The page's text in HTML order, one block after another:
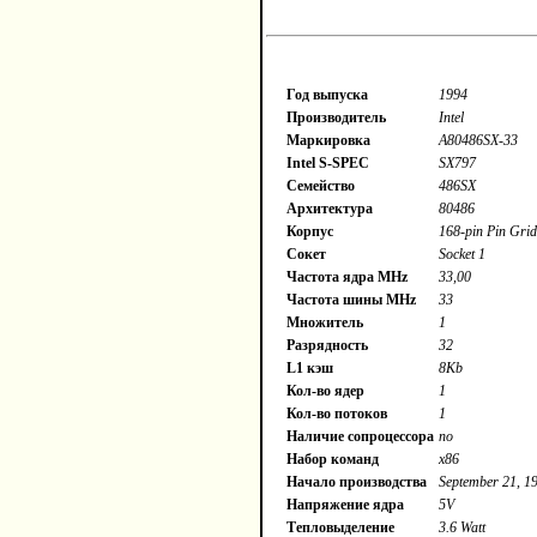
Год выпуска
1994
Производитель
Intel
Маркировка
A80486SX-33
Intel S-SPEC
SX797
Семейство
486SX
Архитектура
80486
Корпус
168-pin Pin
Сокет
Socket 1
Частота ядра MHz
33,00
Частота шины MHz
33
Множитель
1
Разрядность
32
L1 кэш
8Kb
Кол-во ядер
1
Кол-во потоков
1
Наличие сопроцессора no
Набор команд
x86
Начало производства
September 21,
Напряжение ядра
5V
Тепловыделение
3.6 Watt